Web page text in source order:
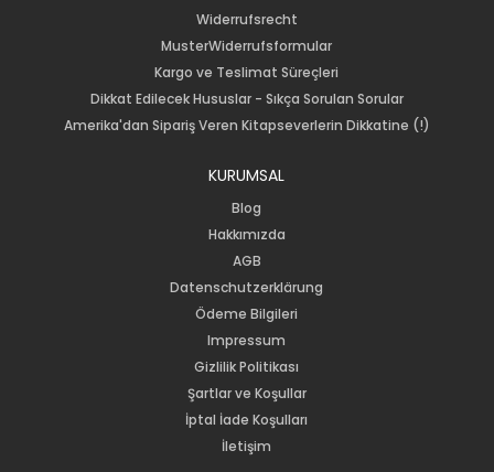
Widerrufsrecht
MusterWiderrufsformular
Kargo ve Teslimat Süreçleri
Dikkat Edilecek Hususlar - Sıkça Sorulan Sorular
Amerika'dan Sipariş Veren Kitapseverlerin Dikkatine (!)
KURUMSAL
Blog
Hakkımızda
AGB
Datenschutzerklärung
Ödeme Bilgileri
Impressum
Gizlilik Politikası
Şartlar ve Koşullar
İptal İade Koşulları
İletişim